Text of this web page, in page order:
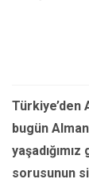
Türkiye’den
bugün
sorusunun